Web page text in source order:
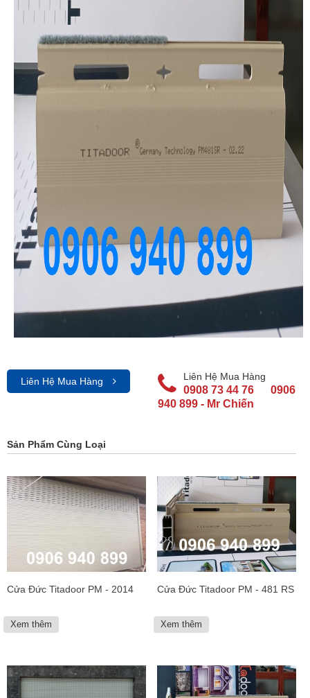
Liên Hệ Mua Hàng Liên Hệ Mua Hàng
0908 73 44 76
0906
940 899 - Mr Chiến
Sản Phẩm Cùng Loại
Cửa Đức Titadoor PM - 2014
Xem thêm
Cửa Đức Titadoor PM - 481 RS
Xem thêm